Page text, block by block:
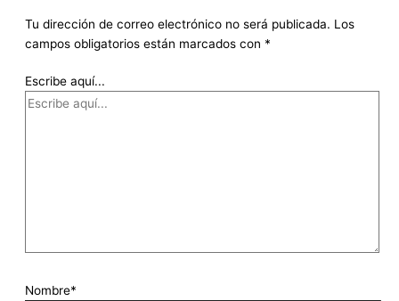
Tu dirección de correo electrónico no será publicada. Los
campos obligatorios están marcados con *
Escribe aquí...
Nombre*